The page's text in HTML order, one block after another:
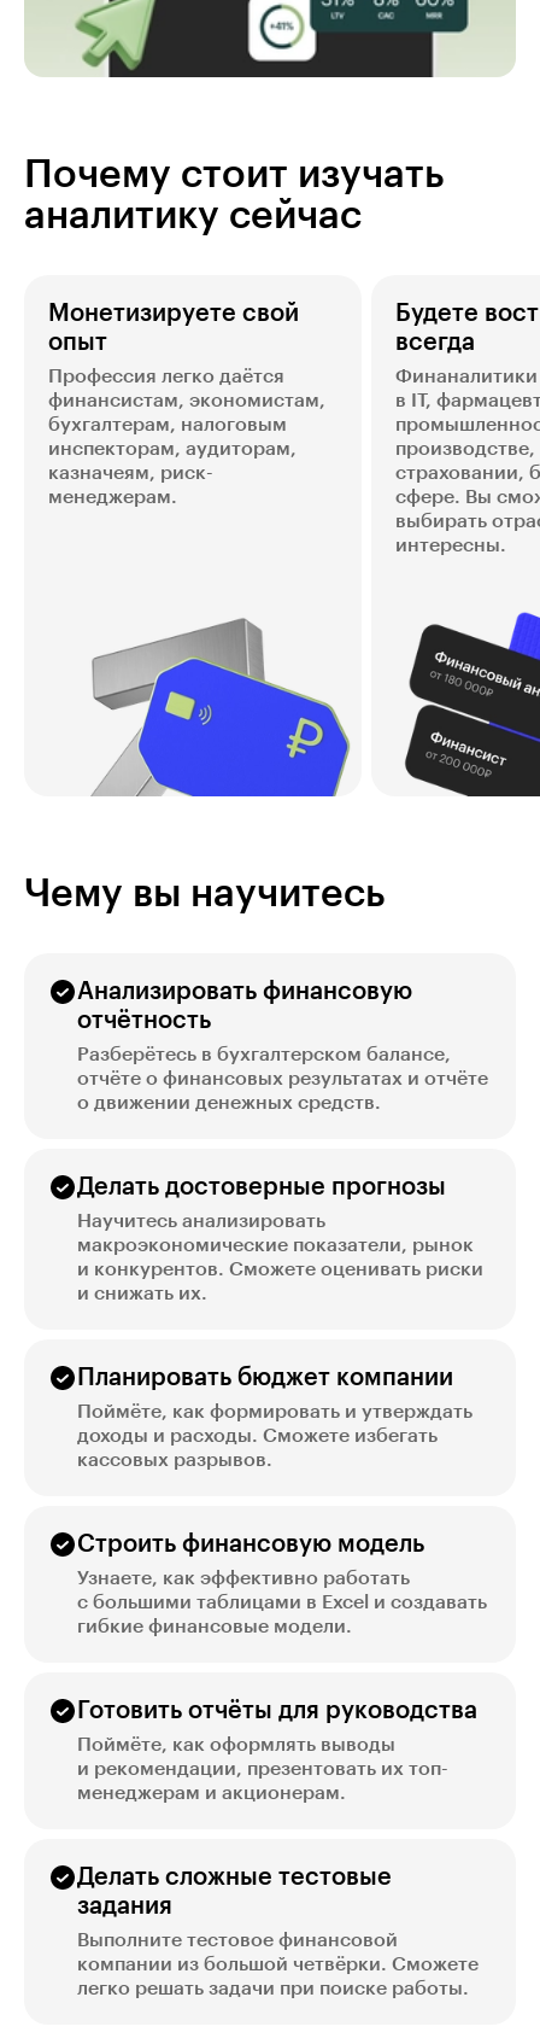
Почему стоит изучать
аналитику сейчас
Монетизируете свой
опыт
Профессия легко даётся
финансистам, экономистам,
бухгалтерам, налоговым
инспекторам, аудиторам,
казначеям, риск-
менеджерам.
Будете
всегда
в IT,
производстве,
страховании,
сфере. Вы
выбирать
интересны.
Чему вы научитесь
Анализировать финансовую
отчётность
Разберётесь в бухгалтерском балансе,
отчёте о финансовых результатах и отчёте
о движении денежных средств.
Делать достоверные прогнозы
Научитесь анализировать
макроэкономические показатели, рынок
и конкурентов. Сможете оценивать риски
и снижать их.
Планировать бюджет компании
Поймёте, как формировать и утверждать
доходы и расходы. Сможете избегать
кассовых разрывов.
Строить финансовую модель
Узнаете, как эффективно работать
с большими таблицами в Excel и создавать
гибкие финансовые модели.
Готовить отчёты для руководства
Поймёте, как оформлять выводы
и рекомендации, презентовать их топ-
менеджерам и акционерам.
Делать сложные тестовые
задания
Выполните тестовое финансовой
компании из большой четвёрки. Сможете
легко решать задачи при поиске работы.